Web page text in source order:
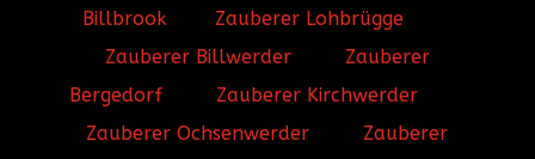
Billbrook
Zauberer Lohbrügge
Zauberer Billwerder
Zauberer
Bergedorf
Zauberer Kirchwerder
Zauberer Ochsenwerder
Zauberer